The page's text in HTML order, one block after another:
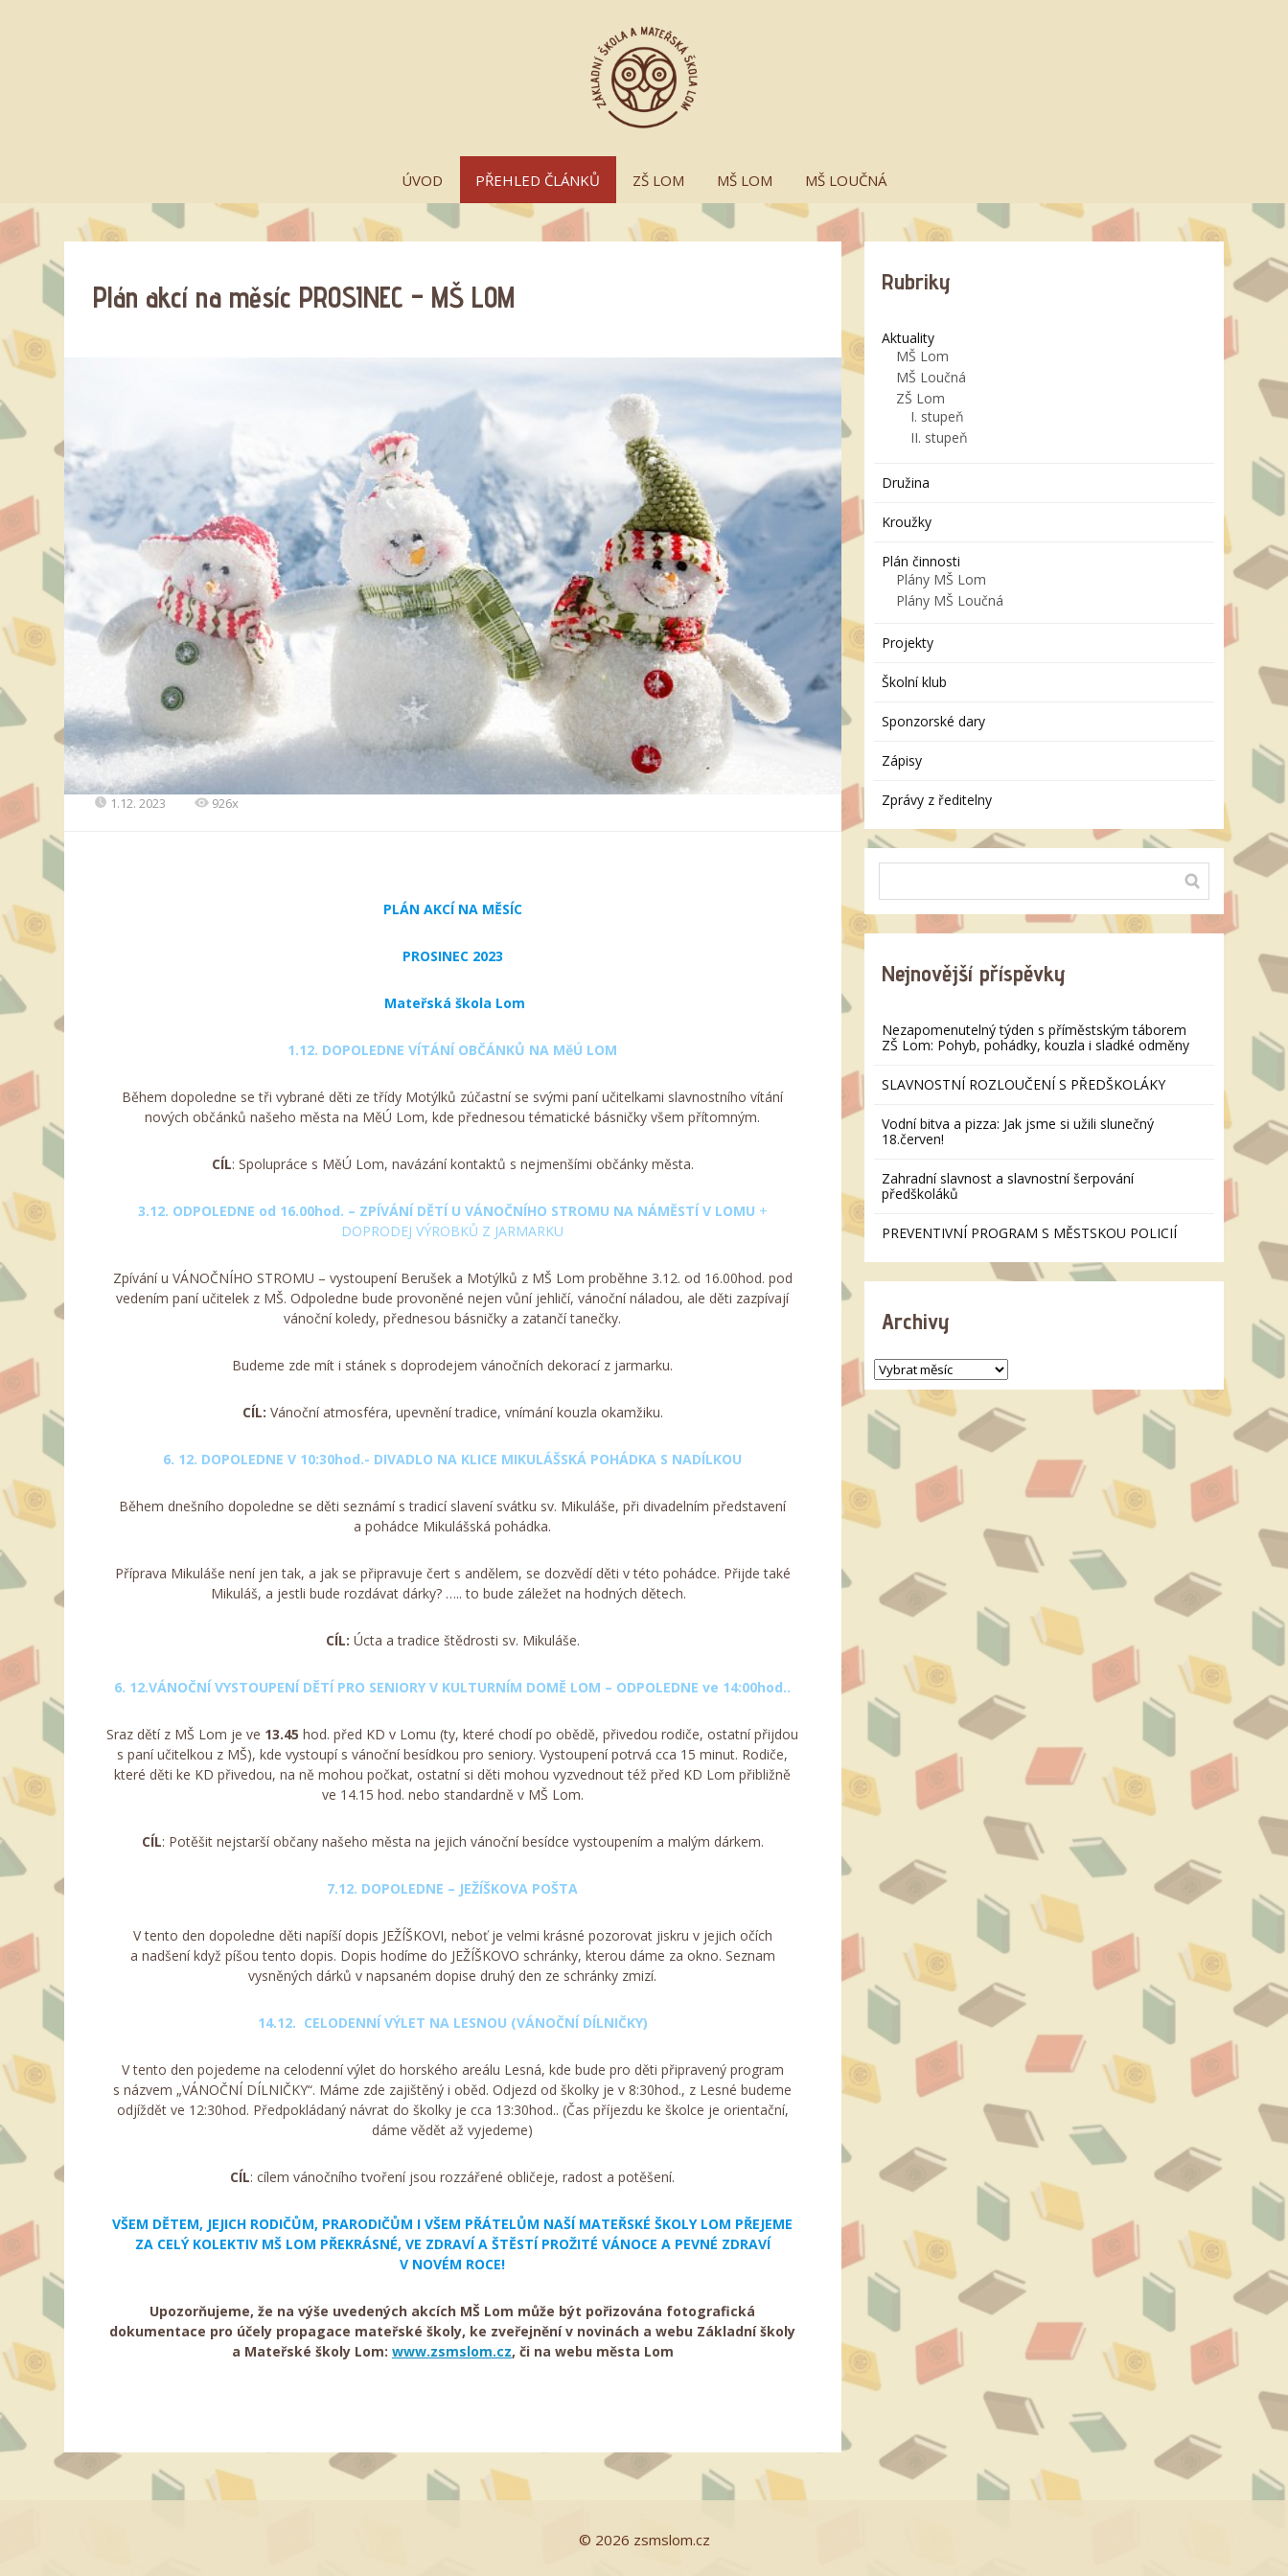
ÚVOD PŘEHLED ČLÁNKŮ ZŠ LOM MŠ LOM MŠ LOUČNÁ
Plán akcí na měsíc PROSINEC – MŠ LOM
1.12. 2023 926x
PLÁN AKCÍ NA MĚSÍC
PROSINEC 2023
Mateřská škola Lom
1.12. DOPOLEDNE VÍTÁNÍ OBČÁNKŮ NA MěÚ LOM
Během dopoledne se tři vybrané děti ze třídy Motýlků zúčastní se svými paní učitelkami slavnostního vítání
nových občánků našeho města na MěÚ Lom, kde přednesou tématické básničky všem přítomným.
CÍL: Spolupráce s MěÚ Lom, navázání kontaktů s nejmenšími občánky města.
3.12. ODPOLEDNE od 16.00hod. – ZPÍVÁNÍ DĚTÍ U VÁNOČNÍHO STROMU NA NÁMĚSTÍ V LOMU +
DOPRODEJ VÝROBKŮ Z JARMARKU
Zpívání u VÁNOČNÍHO STROMU – vystoupení Berušek a Motýlků z MŠ Lom proběhne 3.12. od 16.00hod. pod
vedením paní učitelek z MŠ. Odpoledne bude provoněné nejen vůní jehličí, vánoční náladou, ale děti zazpívají
vánoční koledy, přednesou básničky a zatančí tanečky.
Budeme zde mít i stánek s doprodejem vánočních dekorací z jarmarku.
CÍL: Vánoční atmosféra, upevnění tradice, vnímání kouzla okamžiku.
6. 12. DOPOLEDNE V 10:30hod.- DIVADLO NA KLICE MIKULÁŠSKÁ POHÁDKA S NADÍLKOU
Během dnešního dopoledne se děti seznámí s tradicí slavení svátku sv. Mikuláše, při divadelním představení
a pohádce Mikulášská pohádka.
Příprava Mikuláše není jen tak, a jak se připravuje čert s andělem, se dozvědí děti v této pohádce. Přijde také
Mikuláš, a jestli bude rozdávat dárky? ….. to bude záležet na hodných dětech.
CÍL: Úcta a tradice štědrosti sv. Mikuláše.
6. 12.VÁNOČNÍ VYSTOUPENÍ DĚTÍ PRO SENIORY V KULTURNÍM DOMĚ LOM – ODPOLEDNE ve 14:00hod..
Sraz dětí z MŠ Lom je ve 13.45 hod. před KD v Lomu (ty, které chodí po obědě, přivedou rodiče, ostatní přijdou
s paní učitelkou z MŠ), kde vystoupí s vánoční besídkou pro seniory. Vystoupení potrvá cca 15 minut. Rodiče,
které děti ke KD přivedou, na ně mohou počkat, ostatní si děti mohou vyzvednout též před KD Lom přibližně
ve 14.15 hod. nebo standardně v MŠ Lom.
CÍL: Potěšit nejstarší občany našeho města na jejich vánoční besídce vystoupením a malým dárkem.
7.12. DOPOLEDNE – JEŽÍŠKOVA POŠTA
V tento den dopoledne děti napíší dopis JEŽÍŠKOVI, neboť je velmi krásné pozorovat jiskru v jejich očích
a nadšení když píšou tento dopis. Dopis hodíme do JEŽÍŠKOVO schránky, kterou dáme za okno. Seznam
vysněných dárků v napsaném dopise druhý den ze schránky zmizí.
14.12. CELODENNÍ VÝLET NA LESNOU (VÁNOČNÍ DÍLNIČKY)
V tento den pojedeme na celodenní výlet do horského areálu Lesná, kde bude pro děti připravený program
s názvem „VÁNOČNÍ DÍLNIČKY“. Máme zde zajištěný i oběd. Odjezd od školky je v 8:30hod., z Lesné budeme
odjíždět ve 12:30hod. Předpokládaný návrat do školky je cca 13:30hod.. (Čas příjezdu ke školce je orientační,
dáme vědět až vyjedeme)
CÍL: cílem vánočního tvoření jsou rozzářené obličeje, radost a potěšení.
VŠEM DĚTEM, JEJICH RODIČŮM, PRARODIČŮM I VŠEM PŘÁTELŮM NAŠÍ MATEŘSKÉ ŠKOLY LOM PŘEJEME
ZA CELÝ KOLEKTIV MŠ LOM PŘEKRÁSNÉ, VE ZDRAVÍ A ŠTĚSTÍ PROŽITÉ VÁNOCE A PEVNÉ ZDRAVÍ
V NOVÉM ROCE!
Upozorňujeme, že na výše uvedených akcích MŠ Lom může být pořizována fotografická
dokumentace pro účely propagace mateřské školy, ke zveřejnění v novinách a webu Základní školy
a Mateřské školy Lom: www.zsmslom.cz, či na webu města Lom
Rubriky
Aktuality
MŠ Lom
MŠ Loučná
ZŠ Lom
I. stupeň
II. stupeň
Družina
Kroužky
Plán činnosti
Plány MŠ Lom
Plány MŠ Loučná
Projekty
Školní klub
Sponzorské dary
Zápisy
Zprávy z ředitelny
Nejnovější příspěvky
Nezapomenutelný týden s příměstským táborem
ZŠ Lom: Pohyb, pohádky, kouzla i sladké odměny
SLAVNOSTNÍ ROZLOUČENÍ S PŘEDŠKOLÁKY
Vodní bitva a pizza: Jak jsme si užili slunečný
18.červen!
Zahradní slavnost a slavnostní šerpování
předškoláků
PREVENTIVNÍ PROGRAM S MĚSTSKOU POLICIÍ
Archivy
© 2026 zsmslom.cz